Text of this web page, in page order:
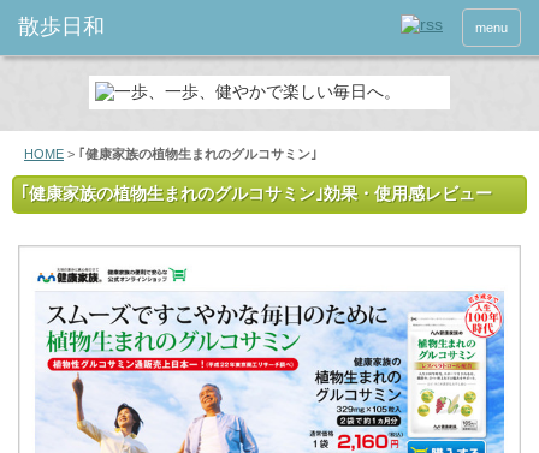
menu
HOME > ｢健康家族の植物生まれのグルコサミン｣
｢健康家族の植物生まれのグルコサミン｣効果・使用感レビュー